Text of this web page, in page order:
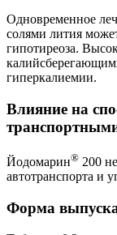
Одновременное
солями лития
гипотиреоза.
гиперкалиемии.
Влияние на
Йодомарин® 200
автотранспорта и
Форма